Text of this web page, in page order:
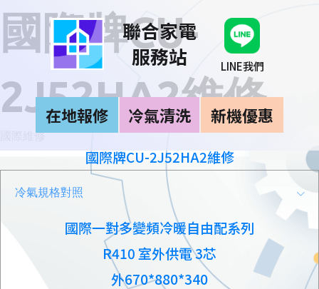
聯合家電
服務站
LINE我們
在地報修 冷氣清洗 新機優惠
國際牌CU-
2J52HA2維修
國際維修
國際牌CU-2J52HA2維修
冷氣規格對照
國際一對多變頻冷暖自由配系列
R410 室外供電 3芯
外670*880*340